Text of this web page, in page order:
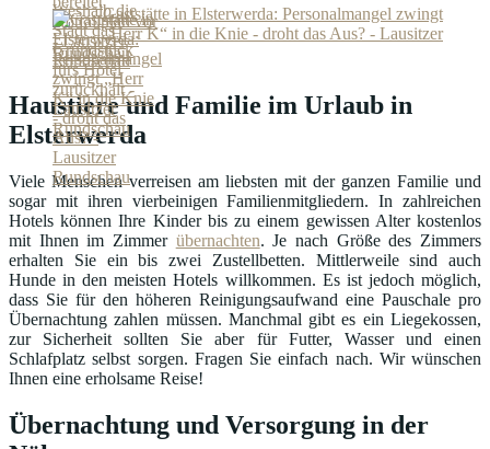
Gaststätte in Elsterwerda: Personalmangel zwingt
„Herr K“ in die Knie - droht das Aus? - Lausitzer
Rundschau
Haustiere und Familie im Urlaub in
Elsterwerda
Viele Menschen verreisen am liebsten mit der ganzen Familie und
sogar mit ihren vierbeinigen Familienmitgliedern. In zahlreichen
Hotels können Ihre Kinder bis zu einem gewissen Alter kostenlos
mit Ihnen im Zimmer übernachten. Je nach Größe des Zimmers
erhalten Sie ein bis zwei Zustellbetten. Mittlerweile sind auch
Hunde in den meisten Hotels willkommen. Es ist jedoch möglich,
dass Sie für den höheren Reinigungsaufwand eine Pauschale pro
Übernachtung zahlen müssen. Manchmal gibt es ein Liegekossen,
zur Sicherheit sollten Sie aber für Futter, Wasser und einen
Schlafplatz selbst sorgen. Fragen Sie einfach nach. Wir wünschen
Ihnen eine erholsame Reise!
Übernachtung und Versorgung in der